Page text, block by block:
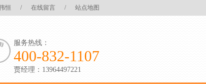
恒 / 在线留言 / 站点地图
服务热线：
400-832-1107
贾经理：13964497221